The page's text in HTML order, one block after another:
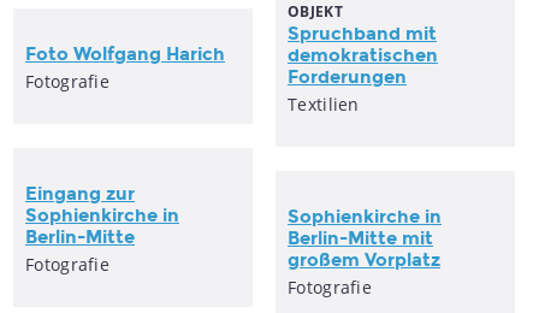
OBJEKT
Spruchband mit
demokratischen
Forderungen
Textilien
Foto Wolfgang Harich
Fotografie
Eingang zur
Sophienkirche in
Berlin-Mitte
Fotografie
Sophienkirche in
Berlin-Mitte mit
großem Vorplatz
Fotografie